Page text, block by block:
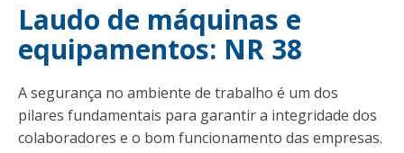
Laudo de máquinas e
equipamentos: NR 38
A segurança no ambiente de trabalho é um dos
pilares fundamentais para garantir a integridade dos
colaboradores e o bom funcionamento das empresas.